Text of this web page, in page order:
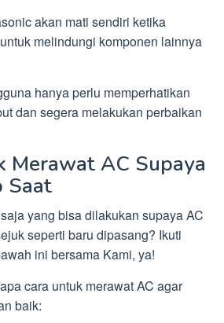
akan mati sendiri ketika
melindungi komponen lainnya
hanya perlu memperhatikan
dan segera melakukan perbaikan
Merawat AC Supaya
Saat
yang bisa dilakukan supaya AC
seperti baru dipasang? Ikuti
ini bersama Kami, ya!
cara untuk merawat AC agar
baik: